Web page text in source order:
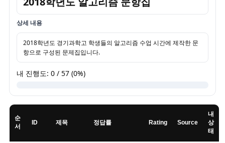
상세 내용
2018학년도 경기과학고 학생들의 알고리즘 수업 시간에 제작한 문
항으로 구성된 문제집입니다.
내 진행도: 0 / 57 (0%)
순
서
ID 제목 정답률 Rating Source
내
상
태